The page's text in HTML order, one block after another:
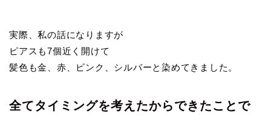
実際、私の話になりますが
ピアスも7個近く開けて
髪色も金、赤、ピンク、シルバーと染めてきました。
全てタイミングを考えたからできたことで